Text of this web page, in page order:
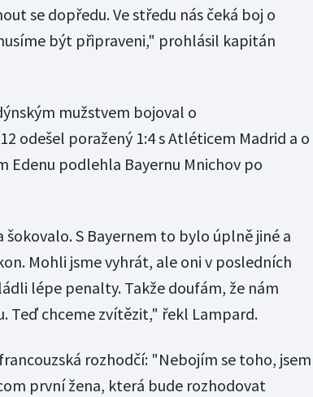
se dopředu. Ve středu nás čeká boj o
být připraveni," prohlásil kapitán
mužstvem bojoval o
odešel poražený 1:4 s Atléticem Madrid a o
Edenu podlehla Bayernu Mnichov po
S Bayernem to bylo úplně jiné a
Mohli jsme vyhrát, ale oni v posledních
lépe penalty. Takže doufám, že nám
Teď chceme zvítězit," řekl Lampard.
rozhodčí: "Nebojím se toho, jsem
první žena, která bude rozhodovat